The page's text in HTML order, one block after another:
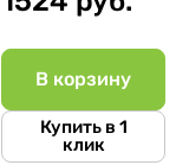
В корзину
Купить в 1
клик